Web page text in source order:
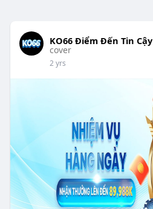
KO66 Điểm Đến Tin Cậy
cover
2 yrs